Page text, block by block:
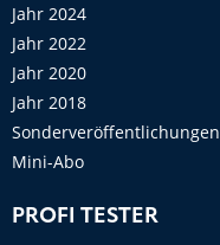
Jahr 2024
Jahr 2022
Jahr 2020
Jahr 2018
Sonderveröffentlichungen
Mini-Abo
PROFI TESTER